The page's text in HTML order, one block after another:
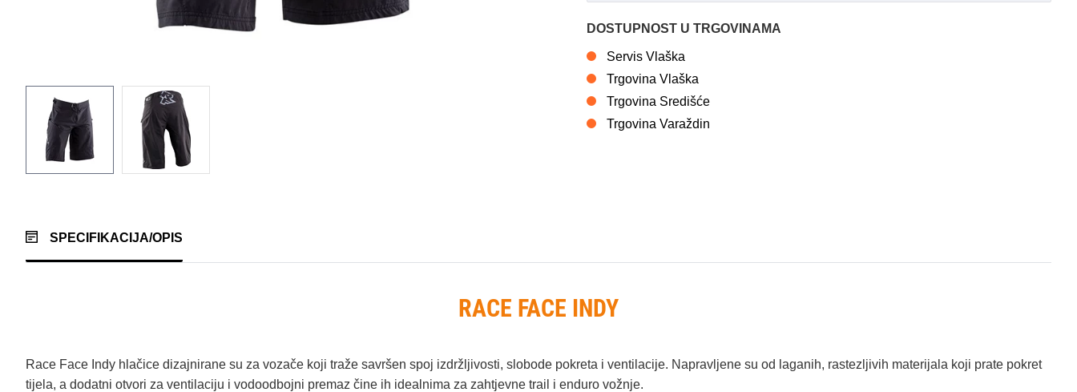
DOSTUPNOST U TRGOVINAMA
Servis Vlaška
Trgovina Vlaška
Trgovina Središće
Trgovina Varaždin
SPECIFIKACIJA/OPIS
RACE FACE INDY
Race Face Indy hlačice dizajnirane su za vozače koji traže savršen spoj izdržljivosti, slobode pokreta i ventilacije. Napravljene su od laganih, rastezljivih materijala koji prate pokret
tijela, a dodatni otvori za ventilaciju i vodoodbojni premaz čine ih idealnima za zahtjevne trail i enduro vožnje.